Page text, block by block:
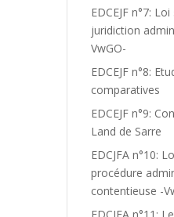
EDCEJF n°7:
juridiction
VwGO-
EDCEJF n°8:
comparatives
EDCEJF n°9:
Land de Sarre
EDCJFA n°10:
procédure
contentieuse -